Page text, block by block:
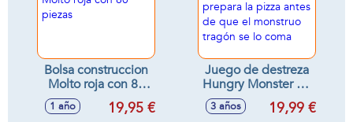
Bolsa construccion
Molto roja con 80
piezas
1 año 19,95 €
Juego de destreza
Hungry Monster de
madera Goula,
prepara la pizza
3 años 19,99 €